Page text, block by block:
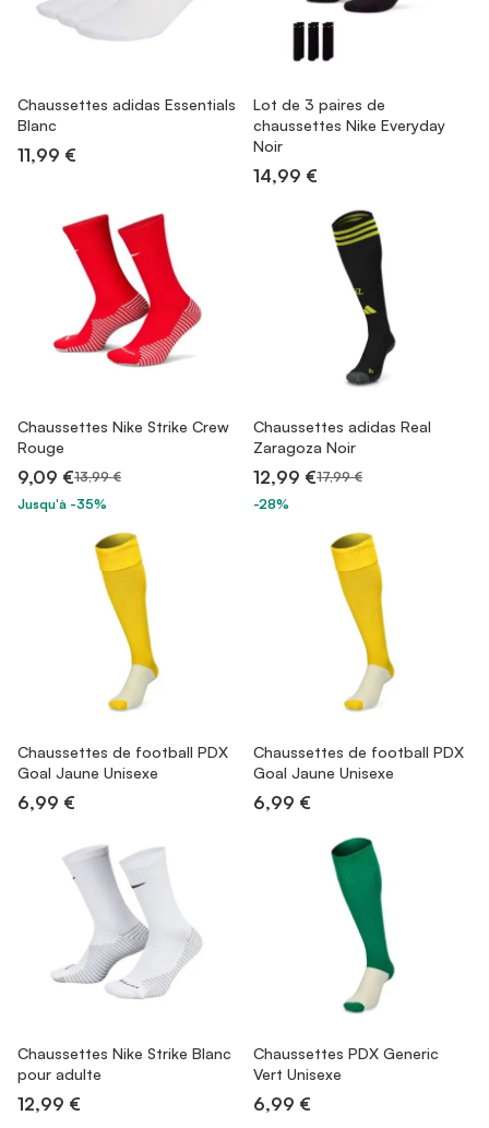
Chaussettes adidas Essentials
Blanc
11,99 €
Lot de 3 paires de
chaussettes Nike Everyday
Noir
14,99 €
Chaussettes Nike Strike Crew
Rouge
9,09 €13,99 €
Jusqu'à -35%
Chaussettes adidas Real
Zaragoza Noir
12,99 €17,99 €
-28%
Chaussettes de football PDX
Goal Jaune Unisexe
6,99 €
Chaussettes de football PDX
Goal Jaune Unisexe
6,99 €
Chaussettes Nike Strike Blanc
pour adulte
12,99 €
Chaussettes PDX Generic
Vert Unisexe
6,99 €